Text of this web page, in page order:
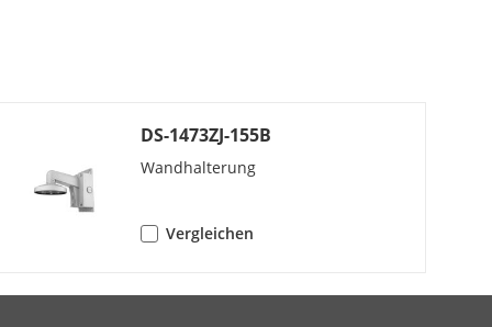
DS-1473ZJ-155B
Wandhalterung
Vergleichen